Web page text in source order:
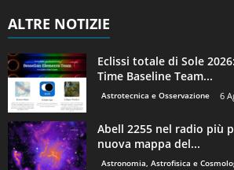
ALTRE NOTIZIE
Eclissi totale di Sole
Time Baseline Team...
Astrotecnica e Osservazione 6
Abell 2255 nel radio più
nuova mappa del...
Astronomia, Astrofisica e